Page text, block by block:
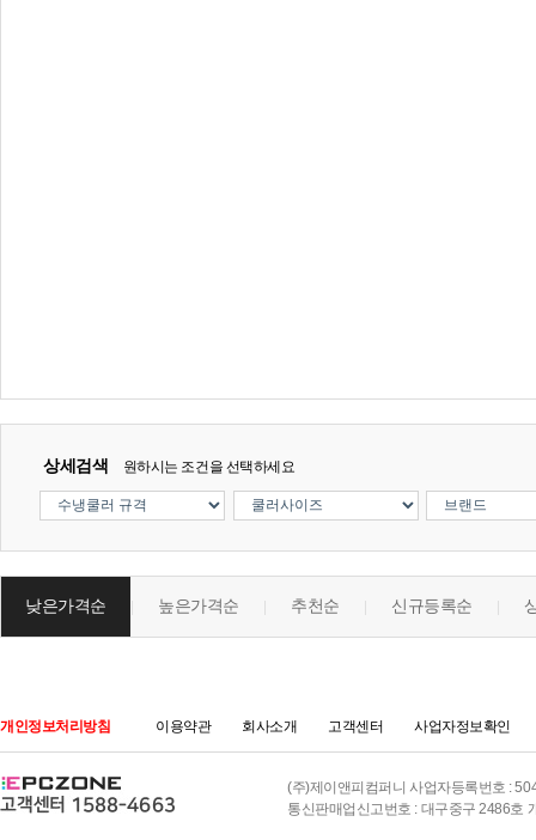
상세검색 원하시는 조건을 선택하세요
낮은가격순 높은가격순 추천순 신규등록순
개인정보처리방침 이용약관 회사소개 고객센터 사업자정보확인
(주)제이앤피컴퍼니 사업자등록번호 :
통신판매업신고번호 : 대구중구 2486호